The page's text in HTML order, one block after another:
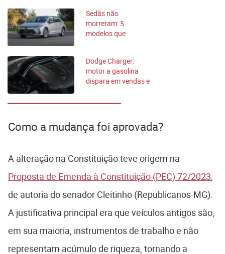
Sedãs não
morreram: 5
modelos que
Dodge Charger:
motor a gasolina
dispara em vendas e
Como a mudança foi aprovada?
A alteração na Constituição teve origem na
Proposta de Emenda à Constituição (PEC) 72/2023,
de autoria do senador Cleitinho (Republicanos-MG).
A justificativa principal era que veículos antigos são,
em sua maioria, instrumentos de trabalho e não
representam acúmulo de riqueza, tornando a